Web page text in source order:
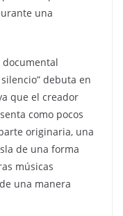
una
debuta en
que el creador
como pocos
originaria, una
de una forma
músicas
una manera